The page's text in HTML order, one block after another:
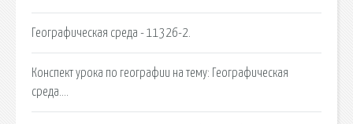
Географическая среда - 11326-2.
Конспект урока по географии на тему: Географическая
среда….